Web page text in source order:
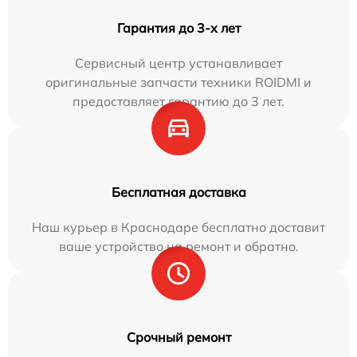
Гарантия до 3-х лет
Сервисный центр устанавливает
оригинальные запчасти техники ROIDMI и
предоставляет гарантию до 3 лет.
Бесплатная доставка
Наш курьер в Краснодаре бесплатно доставит
ваше устройство на ремонт и обратно.
Срочный ремонт